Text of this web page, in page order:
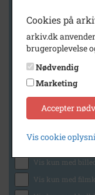
Arkiv
Lokalarkivet
Generelt
Vis kun med
Vis kun med
Cookies på
arkiv.dk
brugeroplevelse
Nødvendig
Marketing
Accepter
Vis cookie